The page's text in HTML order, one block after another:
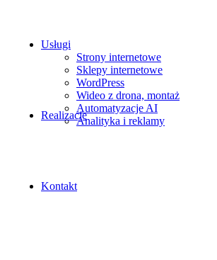
Usługi
Strony internetowe
Sklepy internetowe
WordPress
Wideo z drona, montaż
Automatyzacje AI
Analityka i reklamy
Realizacje
Kontakt